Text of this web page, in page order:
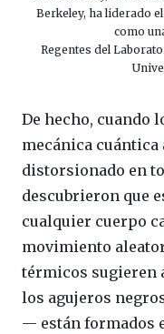
Berkeley, ha liderado
como
Regentes del
De hecho, cuando
mecánica
distorsionado en
descubrieron que
cualquier cuerpo
movimiento
térmicos sugieren
los agujeros
— están formados